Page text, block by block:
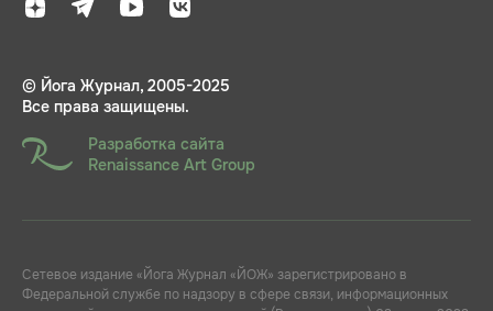
© Йога Журнал, 2005-2025
Все права защищены.
Разработка сайта
Renaissance Art Group
Сетевое издание «Йога Журнал «ЙОЖ» зарегистрировано в
Федеральной службе по надзору в сфере связи, информационных